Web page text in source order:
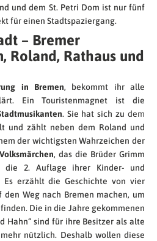
und dem St. Petri Dom ist nur fünf
für einen Stadtspaziergang.
– Bremer
Roland, Rathaus und
in Bremen, bekommt ihr alle
Ein Touristenmagnet ist die
. Sie hat sich zu dem
und zählt neben dem Roland und
der wichtigsten Wahrzeichen der
Volksmärchen, das die Brüder Grimm
die 2. Auflage ihrer Kinder- und
Es erzählt die Geschichte von vier
Weg nach Bremen machen, um
Die in die Jahre gekommenen
Hahn“ sind für ihre Besitzer als alte
nützlich. Deshalb wollen diese